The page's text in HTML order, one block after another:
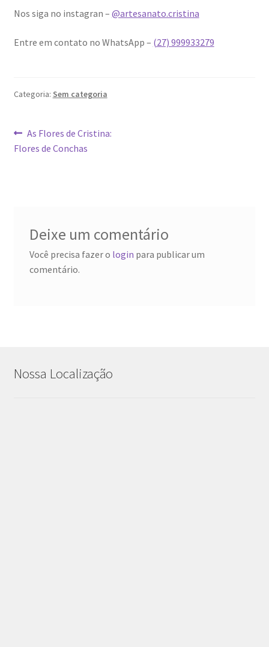
Nos siga no instagran – @artesanato.cristina
Entre em contato no WhatsApp – (27) 999933279
Categoria: Sem categoria
Navegação
de
Post
anterior:
As Flores de Cristina:
Flores de Conchas
Deixe um comentário
Você precisa fazer o login para publicar um
comentário.
Nossa Localização